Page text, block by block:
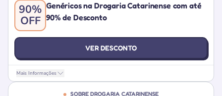
90%
OFF
Genéricos na Drogaria Catarinense com até
90% de Desconto
VER DESCONTO
Mais Informações
SOBRE DROGARIA CATARINENSE